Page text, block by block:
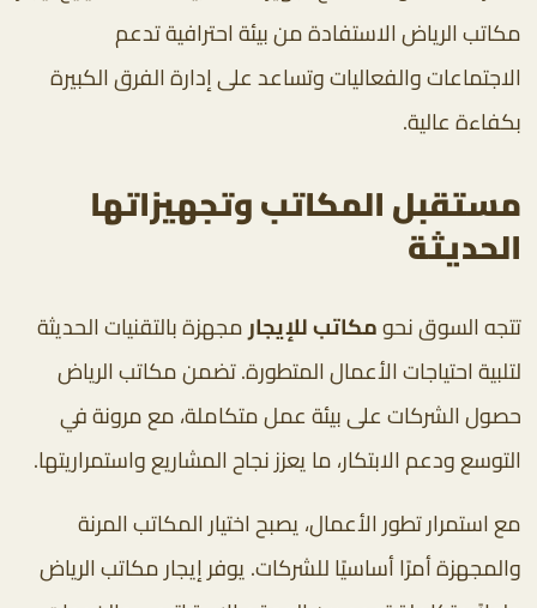
مكاتب الرياض الاستفادة من بيئة احترافية تدعم
الاجتماعات والفعاليات وتساعد على إدارة الفرق الكبيرة
بكفاءة عالية.
مستقبل المكاتب وتجهيزاتها
الحديثة
تتجه السوق نحومكاتب للإيجارمجهزة بالتقنيات الحديثة
لتلبية احتياجات الأعمال المتطورة. تضمن مكاتب الرياض
حصول الشركات على بيئة عمل متكاملة، مع مرونة في
التوسع ودعم الابتكار، ما يعزز نجاح المشاريع واستمراريتها.
مع استمرار تطور الأعمال، يصبح اختيار المكاتب المرنة
والمجهزة أمرًا أساسيًا للشركات. يوفر إيجار مكاتب الرياض